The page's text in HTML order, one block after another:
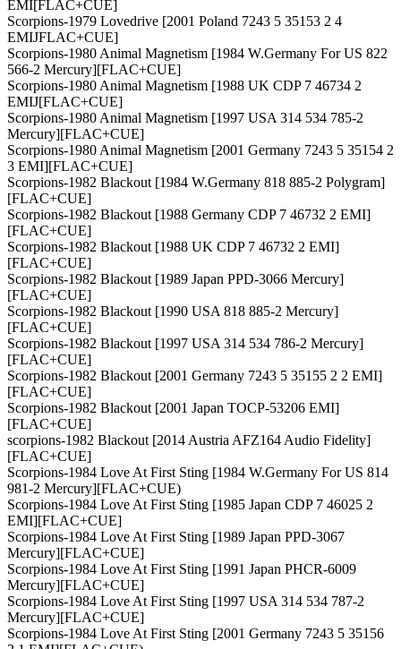
EMI[FLAC+CUE]
Scorpions-1979 Lovedrive [2001 Poland 7243 5 35153 2 4
EMIJFLAC+CUE]
Scorpions-1980 Animal Magnetism [1984 W.Germany For US 822
566-2 Mercury][FLAC+CUE]
Scorpions-1980 Animal Magnetism [1988 UK CDP 7 46734 2
EMIJ[FLAC+CUE]
Scorpions-1980 Animal Magnetism [1997 USA 314 534 785-2
Mercury][FLAC+CUE]
Scorpions-1980 Animal Magnetism [2001 Germany 7243 5 35154 2
3 EMI][FLAC+CUE]
Scorpions-1982 Blackout [1984 W.Germany 818 885-2 Polygram]
[FLAC+CUE]
Scorpions-1982 Blackout [1988 Germany CDP 7 46732 2 EMI]
[FLAC+CUE]
Scorpions-1982 Blackout [1988 UK CDP 7 46732 2 EMI]
[FLAC+CUE]
Scorpions-1982 Blackout [1989 Japan PPD-3066 Mercury]
[FLAC+CUE]
Scorpions-1982 Blackout [1990 USA 818 885-2 Mercury]
[FLAC+CUE]
Scorpions-1982 Blackout [1997 USA 314 534 786-2 Mercury]
[FLAC+CUE]
Scorpions-1982 Blackout [2001 Germany 7243 5 35155 2 2 EMI]
[FLAC+CUE]
Scorpions-1982 Blackout [2001 Japan TOCP-53206 EMI]
[FLAC+CUE]
scorpions-1982 Blackout [2014 Austria AFZ164 Audio Fidelity]
[FLAC+CUE]
Scorpions-1984 Love At First Sting [1984 W.Germany For US 814
981-2 Mercury][FLAC+CUE)
Scorpions-1984 Love At First Sting [1985 Japan CDP 7 46025 2
EMI][FLAC+CUE]
Scorpions-1984 Love At First Sting [1989 Japan PPD-3067
Mercury][FLAC+CUE]
Scorpions-1984 Love At First Sting [1991 Japan PHCR-6009
Mercury][FLAC+CUE]
Scorpions-1984 Love At First Sting [1997 USA 314 534 787-2
Mercury][FLAC+CUE]
Scorpions-1984 Love At First Sting [2001 Germany 7243 5 35156